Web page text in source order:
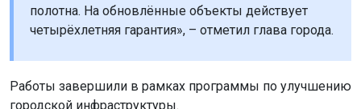
полотна. На обновлённые объекты действует
четырёхлетняя гарантия», – отметил глава города.
Работы завершили в рамках программы по улучшению
городской инфраструктуры.